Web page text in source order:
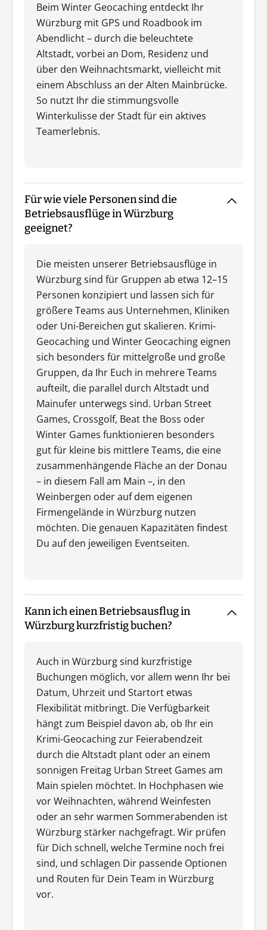
Beim Winter Geocaching entdeckt Ihr
Würzburg mit GPS und Roadbook im
Abendlicht – durch die beleuchtete
Altstadt, vorbei an Dom, Residenz und
über den Weihnachtsmarkt, vielleicht mit
einem Abschluss an der Alten Mainbrücke.
So nutzt Ihr die stimmungsvolle
Winterkulisse der Stadt für ein aktives
Teamerlebnis.
Für wie viele Personen sind die
Betriebsausflüge in Würzburg
geeignet?
Die meisten unserer Betriebsausflüge in
Würzburg sind für Gruppen ab etwa 12–15
Personen konzipiert und lassen sich für
größere Teams aus Unternehmen, Kliniken
oder Uni-Bereichen gut skalieren. Krimi-
Geocaching und Winter Geocaching eignen
sich besonders für mittelgroße und große
Gruppen, da Ihr Euch in mehrere Teams
aufteilt, die parallel durch Altstadt und
Mainufer unterwegs sind. Urban Street
Games, Crossgolf, Beat the Boss oder
Winter Games funktionieren besonders
gut für kleine bis mittlere Teams, die eine
zusammenhängende Fläche an der Donau
– in diesem Fall am Main –, in den
Weinbergen oder auf dem eigenen
Firmengelände in Würzburg nutzen
möchten. Die genauen Kapazitäten findest
Du auf den jeweiligen Eventseiten.
Kann ich einen Betriebsausflug in
Würzburg kurzfristig buchen?
Auch in Würzburg sind kurzfristige
Buchungen möglich, vor allem wenn Ihr bei
Datum, Uhrzeit und Startort etwas
Flexibilität mitbringt. Die Verfügbarkeit
hängt zum Beispiel davon ab, ob Ihr ein
Krimi-Geocaching zur Feierabendzeit
durch die Altstadt plant oder an einem
sonnigen Freitag Urban Street Games am
Main spielen möchtet. In Hochphasen wie
vor Weihnachten, während Weinfesten
oder an sehr warmen Sommerabenden ist
Würzburg stärker nachgefragt. Wir prüfen
für Dich schnell, welche Termine noch frei
sind, und schlagen Dir passende Optionen
und Routen für Dein Team in Würzburg
vor.